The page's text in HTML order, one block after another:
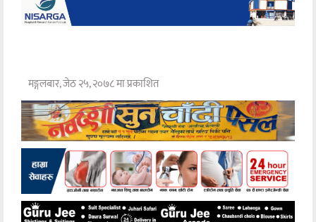
मङ्गलबार, जेठ २५, २०७८ मा प्रकाशित